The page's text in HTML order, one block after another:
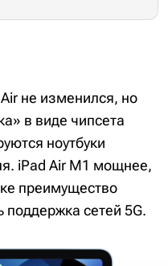
не изменился, но
в виде чипсета
ноутбуки
iPad Air M1 мощнее,
преимущество
поддержка сетей 5G.